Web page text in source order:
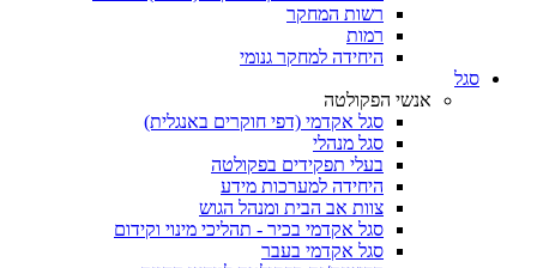
רשות המחקר
רמות
היחידה למחקר גנומי
סגל
אנשי הפקולטה
סגל אקדמי (דפי חוקרים באנגלית)
סגל מנהלי
בעלי תפקידים בפקולטה
היחידה למערכות מידע
צוות אב הבית ומנהל הגוש
סגל אקדמי בכיר - תהליכי מינוי וקידום
סגל אקדמי בעבר